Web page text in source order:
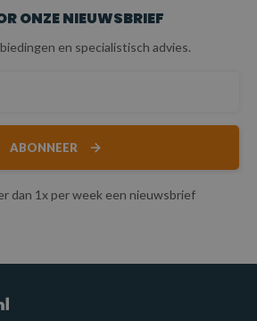
ONZE NIEUWSBRIEF
en specialistisch advies.
ABONNEER
dan 1x per week een nieuwsbrief